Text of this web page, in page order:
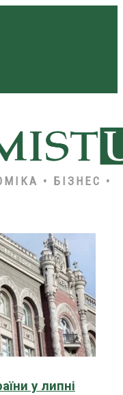
• БІЗНЕС •
у липні